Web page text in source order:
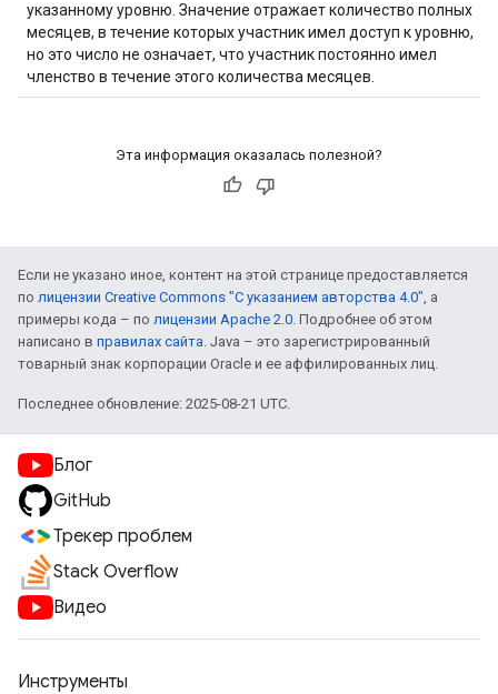
указанному уровню. Значение отражает количество полных
месяцев, в течение которых участник имел доступ к уровню,
но это число не означает, что участник постоянно имел
членство в течение этого количества месяцев.
Эта информация оказалась полезной?
Если не указано иное, контент на этой странице предоставляется
по лицензии Creative Commons "С указанием авторства 4.0", а
примеры кода – по лицензии Apache 2.0. Подробнее об этом
написано в правилах сайта. Java – это зарегистрированный
товарный знак корпорации Oracle и ее аффилированных лиц.
Последнее обновление: 2025-08-21 UTC.
Блог
GitHub
Трекер проблем
Stack Overflow
Видео
Инструменты